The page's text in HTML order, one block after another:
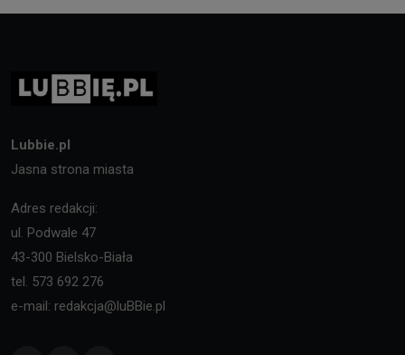
Lubbie.pl
Jasna strona miasta
Adres redakcji:
ul. Podwale 47
43-300 Bielsko-Biała
tel. 573 692 276
e-mail: redakcja@luBBie.pl